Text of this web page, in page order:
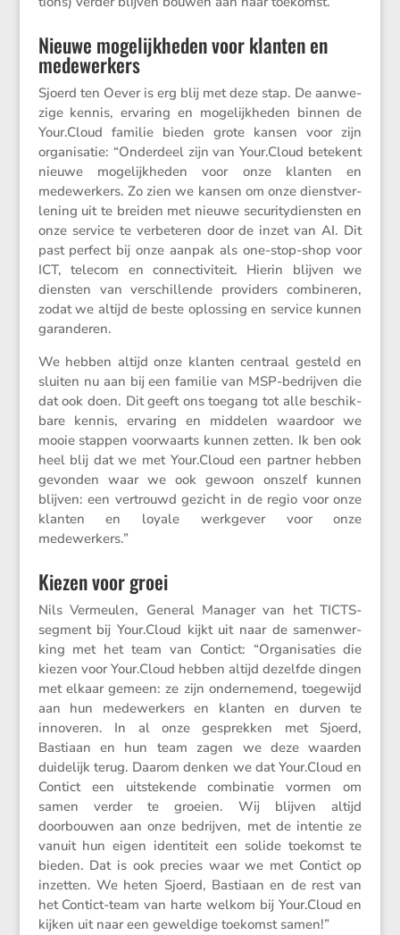
Nieuwe mogelijkheden voor klanten en
medewerkers
Sjoerd ten Oever is erg blij met deze stap. De aanwe­
zige kennis, ervaring en mogelijk­heden binnen de
Your​.Cloud familie bieden grote kansen voor zijn
organi­satie: “Onder­deel zijn van Your​.Cloud betekent
nieuwe mogelijk­heden voor onze klanten en
medewer­kers. Zo zien we kansen om onze dienst­ver­
le­ning uit te breiden met nieuwe securi­ty­dien­sten en
onze service te verbe­teren door de inzet van AI. Dit
past perfect bij onze aanpak als one-stop-shop voor
ICT, telecom en connec­ti­vi­teit. Hierin blijven we
diensten van verschil­lende provi­ders combi­neren,
zodat we altijd de beste oplos­sing en service kunnen
garanderen.
We hebben altijd onze klanten centraal gesteld en
sluiten nu aan bij een familie van MSP-bedrijven die
dat ook doen. Dit geeft ons toegang tot alle beschik­
bare kennis, ervaring en middelen waardoor we
mooie stappen voorwaarts kunnen zetten. Ik ben ook
heel blij dat we met Your​.Cloud een partner hebben
gevonden waar we ook gewoon onszelf kunnen
blijven: een vertrouwd gezicht in de regio voor onze
klanten en loyale werkgever voor onze
medewerkers.”
Kiezen voor groei
Nils Vermeulen, General Manager van het TICTS-
segment bij Your​.Cloud kijkt uit naar de samen­wer­
king met het team van Contict: “Organi­sa­ties die
kiezen voor Your​.Cloud hebben altijd dezelfde dingen
met elkaar gemeen: ze zijn onder­ne­mend, toege­wijd
aan hun medewer­kers en klanten en durven te
innoveren. In al onze gesprekken met Sjoerd,
Bastiaan en hun team zagen we deze waarden
duide­lijk terug. Daarom denken we dat Your​.Cloud en
Contict een uitste­kende combi­natie vormen om
samen verder te groeien. Wij blijven altijd
doorbouwen aan onze bedrijven, met de intentie ze
vanuit hun eigen identi­teit een solide toekomst te
bieden. Dat is ook precies waar we met Contict op
inzetten. We heten Sjoerd, Bastiaan en de rest van
het Contict-team van harte welkom bij Your​.Cloud en
kijken uit naar een gewel­dige toekomst samen!”